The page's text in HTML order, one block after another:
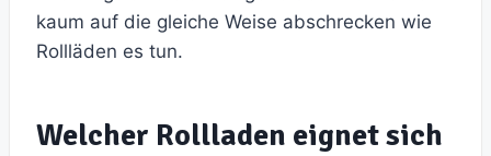
kaum auf die gleiche Weise abschrecken wie
Rollläden es tun.
Welcher Rollladen eignet sich